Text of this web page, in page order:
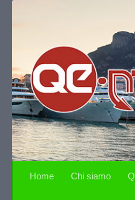
Home Chi siamo